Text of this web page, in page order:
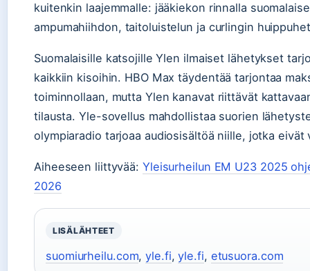
kuitenkin laajemmalle: jääkiekon rinnalla
ampumahiihdon, taitoluistelun ja curlingin
Suomalaisille katsojille Ylen ilmaiset lähetykset
kaikkiin kisoihin. HBO Max täydentää tarjontaa
toiminnollaan, mutta Ylen kanavat riittävät
tilausta. Yle-sovellus mahdollistaa suorien
olympiaradio tarjoaa audiosisältöä niille, jotka
Aiheeseen liittyvää: Yleisurheilun EM U23 2025
2026
LISÄLÄHTEET
suomiurheilu.com,yle.fi,yle.fi, etusuora.com